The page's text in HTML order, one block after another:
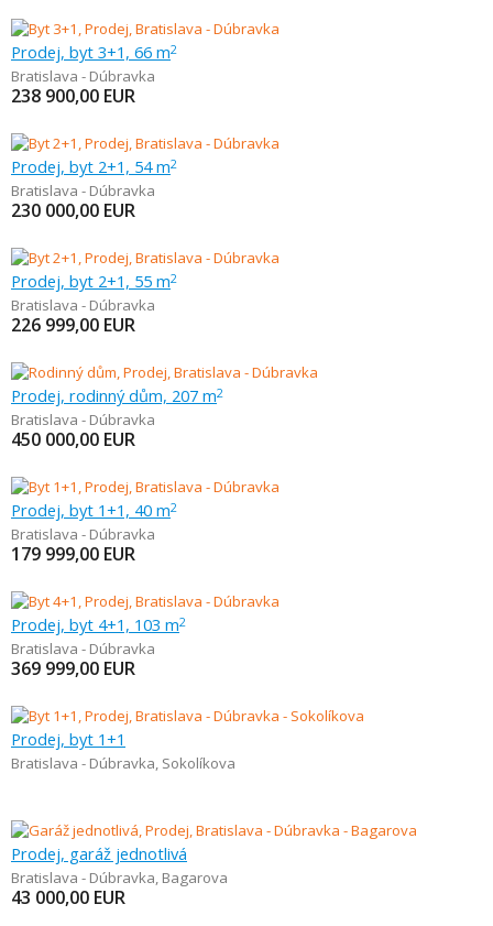
Prodej, byt 3+1, 66 m2
Bratislava - Dúbravka
238 900,00 EUR
Prodej, byt 2+1, 54 m2
Bratislava - Dúbravka
230 000,00 EUR
Prodej, byt 2+1, 55 m2
Bratislava - Dúbravka
226 999,00 EUR
Prodej, rodinný dům, 207 m2
Bratislava - Dúbravka
450 000,00 EUR
Prodej, byt 1+1, 40 m2
Bratislava - Dúbravka
179 999,00 EUR
Prodej, byt 4+1, 103 m2
Bratislava - Dúbravka
369 999,00 EUR
Prodej, byt 1+1
Bratislava - Dúbravka, Sokolíkova
Prodej, garáž jednotlivá
Bratislava - Dúbravka, Bagarova
43 000,00 EUR